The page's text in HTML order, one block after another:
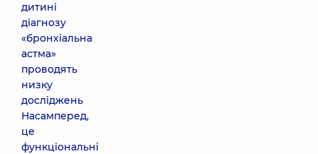
дитині
діагнозу
«бронхіальна
астма»
проводять
низку
досліджень
Насамперед,
це
функціональні